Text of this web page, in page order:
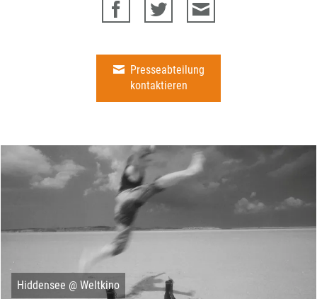
Presseabteilung
kontaktieren
Hiddensee @ Weltkino